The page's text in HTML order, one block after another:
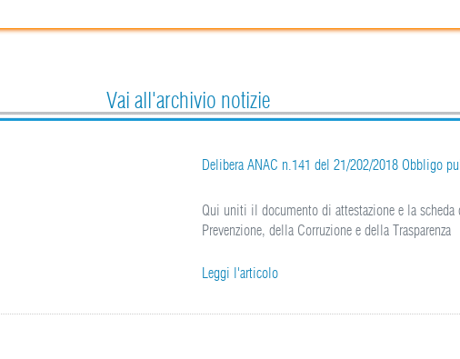
Vai all'archivio notizie
Delibera ANAC n.141 del 21/202/2018 Obbligo
Qui uniti il documento di attestazione e la
Prevenzione, della Corruzione e della Trasparenza
Leggi l'articolo